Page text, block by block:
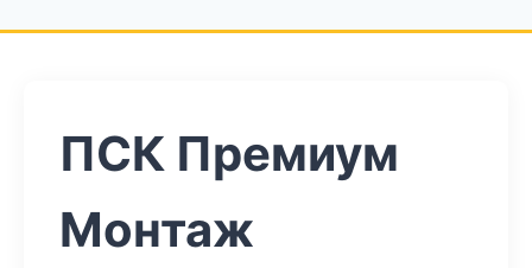
ПСК Премиум
Монтаж